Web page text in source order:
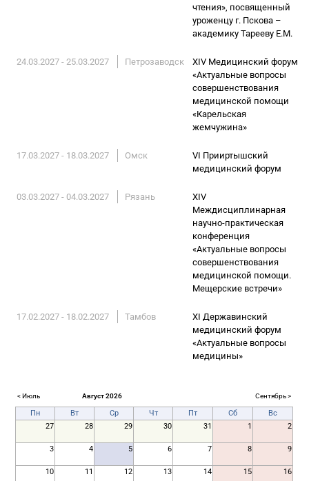
чтения», посвященный
уроженцу г. Пскова –
академику Тарееву Е.М.
24.03.2027 - 25.03.2027 Петрозаводск
XIV Медицинский форум
«Актуальные вопросы
совершенствования
медицинской помощи
«Карельская
жемчужина»
17.03.2027 - 18.03.2027 Омск
VI Прииртышский
медицинский форум
03.03.2027 - 04.03.2027 Рязань
XIV
Междисциплинарная
научно-практическая
конференция
«Актуальные вопросы
совершенствования
медицинской помощи.
Мещерские встречи»
17.02.2027 - 18.02.2027 Тамбов
XI Державинский
медицинский форум
«Актуальные вопросы
медицины»
< Июль Август 2026 Сентябрь >
Пн Вт Ср Чт Пт Сб
Вс
27
28 29 30 31 1 2
3 4 5 6 7 8 9
10 11 12 13 14 15 16